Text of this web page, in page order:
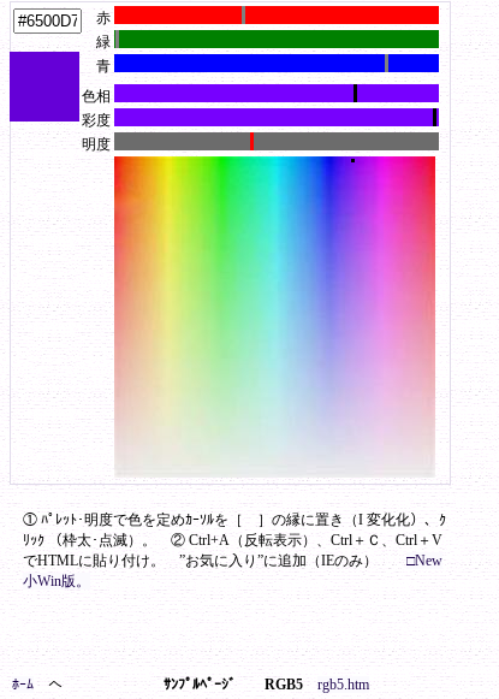
赤
緑
青
色相
彩度
明度
① ﾊﾟﾚｯﾄ･明度で色を定めｶｰｿﾙを［ ］の縁に置き（I 変化化）、ｸ
ﾘｯｸ （枠太･点滅）。 ② Ctrl+A（反転表示）、Ctrl＋Ｃ、Ctrl＋V
でHTMLに貼り付け。 ”お気に入り”に追加（IEのみ）□New
小Win版。
ﾎｰﾑ へ ｻﾝﾌﾟﾙﾍﾟｰｼﾞ RGB5
rgb5.htm
・Wordpad によるHTMLｿｰｽ（ﾀｸﾞ）を見ながらの直接編集方法。